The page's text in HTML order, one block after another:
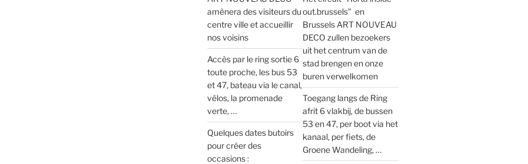
amènera des visiteurs du
centre ville et accueillir
nos voisins
Accès par le ring sortie 6
toute proche, les bus 53
et 47, bateau via le canal,
vélos, la promenade
verte, …
Quelques dates butoirs
pour créer des
occasions :
out.brussels" en
Brussels ART NOUVEAU
DECO zullen bezoekers
uit het centrum van de
stad brengen en onze
buren verwelkomen
Toegang langs de Ring
afrit 6 vlakbij, de bussen
53 en 47, per boot via het
kanaal, per fiets, de
Groene Wandeling, …